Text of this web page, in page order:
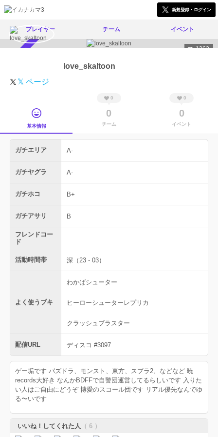
新規登録・ログイン
プレイヤー チーム イベント
1363
love_skaltoon
𝕏 ページ
基本情報
0
0
チーム
0
0
イベント
ガチエリア A-
ガチヤグラ A-
ガチホコ B+
ガチアサリ B
フレンドコー
ド
活動時間帯 深（23 - 03）
よく使うブキ
わかばシューター
ヒーローシューターレプリカ
クラッシュブラスター
配信URL ディスコ #3097
ゲー垢です パズドラ、モンスト、東方、スプラ2、などなど 暁
records大好き なんかBDFFで自警団運営してるらしいです 入りた
い人はご自由にどうぞ 博愛のスコール団です リアル優先なんでゆ
る〜いです
いいね！してくれた人 （ 6 ）